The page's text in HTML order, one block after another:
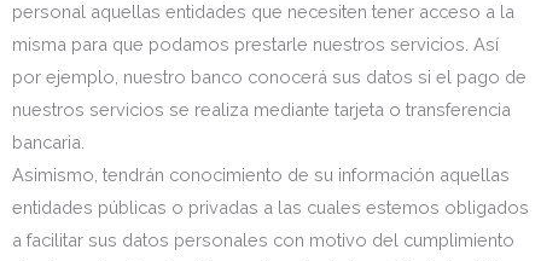
personal aquellas entidades que necesiten tener acceso a la
misma para que podamos prestarle nuestros servicios. Así
por ejemplo, nuestro banco conocerá sus datos si el pago de
nuestros servicios se realiza mediante tarjeta o transferencia
bancaria.
Asimismo, tendrán conocimiento de su información aquellas
entidades públicas o privadas a las cuales estemos obligados
a facilitar sus datos personales con motivo del cumplimiento